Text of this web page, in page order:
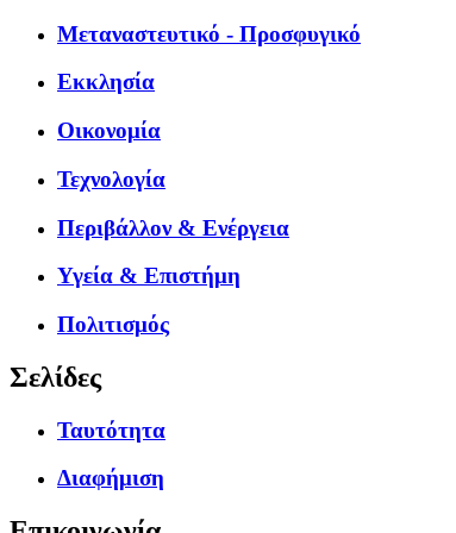
Μεταναστευτικό - Προσφυγικό
Εκκλησία
Οικονομία
Τεχνολογία
Περιβάλλον & Ενέργεια
Υγεία & Επιστήμη
Πολιτισμός
Σελίδες
Ταυτότητα
Διαφήμιση